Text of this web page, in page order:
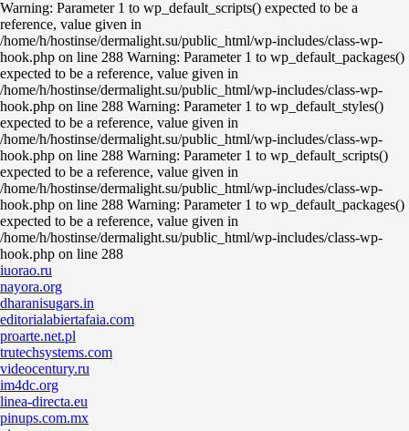
Warning: Parameter 1 to wp_default_scripts() expected to be a
reference, value given in
/home/h/hostinse/dermalight.su/public_html/wp-includes/class-wp-
hook.php on line 288 Warning: Parameter 1 to wp_default_packages()
expected to be a reference, value given in
/home/h/hostinse/dermalight.su/public_html/wp-includes/class-wp-
hook.php on line 288 Warning: Parameter 1 to wp_default_styles()
expected to be a reference, value given in
/home/h/hostinse/dermalight.su/public_html/wp-includes/class-wp-
hook.php on line 288 Warning: Parameter 1 to wp_default_scripts()
expected to be a reference, value given in
/home/h/hostinse/dermalight.su/public_html/wp-includes/class-wp-
hook.php on line 288 Warning: Parameter 1 to wp_default_packages()
expected to be a reference, value given in
/home/h/hostinse/dermalight.su/public_html/wp-includes/class-wp-
hook.php on line 288
iuorao.ru
nayora.org
dharanisugars.in
editorialabiertafaia.com
proarte.net.pl
trutechsystems.com
videocentury.ru
im4dc.org
linea-directa.eu
pinups.com.mx